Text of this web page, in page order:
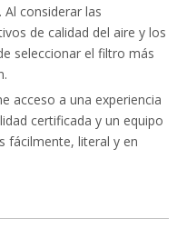
considerar las
de calidad del aire y los
seleccionar el filtro más
acceso a una experiencia
certificada y un equipo
fácilmente, literal y en